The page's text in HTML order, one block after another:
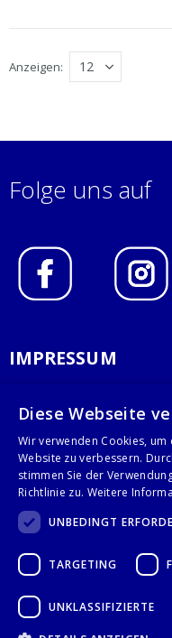
Anzeigen
Folge uns auf
IMPRESSUM
AGB
KONTAKT
Stalgast GmbH
28359 Bremen
+49 421 408844-0
Diese Webseite
Wir verwenden Cookies,
Website zu verbessern.
stimmen Sie der
Richtlinie zu. Weitere
UNBEDINGT
TARGETING
UNKLASSIFIZIERTE